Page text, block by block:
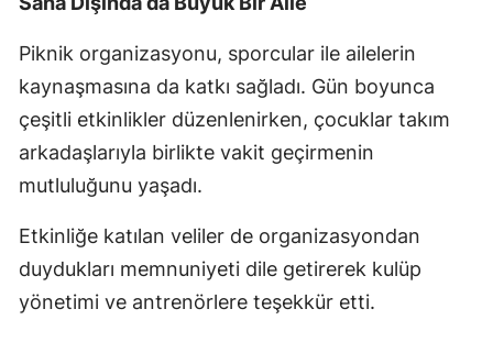
Piknik organizasyonu, sporcular ile ailelerin
kaynaşmasına da katkı sağladı. Gün boyunca
çeşitli etkinlikler düzenlenirken, çocuklar takım
arkadaşlarıyla birlikte vakit geçirmenin
mutluluğunu yaşadı.
Etkinliğe katılan veliler de organizasyondan
duydukları memnuniyeti dile getirerek kulüp
yönetimi ve antrenörlere teşekkür etti.